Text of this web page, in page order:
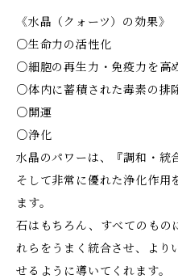
《水晶（クォーツ）の効果》
○生命力の活性化
○細胞の再生力・免疫力を高
○体内に蓄積された毒素の排
○開運
○浄化
水晶のパワーは、『調和・統
そして非常に優れた浄化作用
ます。
石はもちろん、すべてのもの
れらをうまく統合させ、より
せるように導いてくれます。